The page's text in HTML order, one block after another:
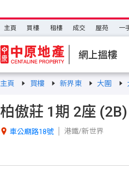
主頁 買樓 租樓 成交 屋苑 一
網上搵樓
主頁 買樓 新界東 大圍
柏傲莊 1期 2座 (2B)
 車公廟路18號 港鐵/新世界